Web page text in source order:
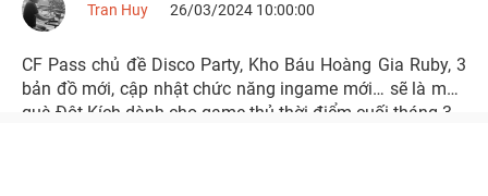
Tran Huy 26/03/2024 10:00:00
CF Pass chủ đề Disco Party, Kho Báu Hoàng Gia Ruby, 3
bản đồ mới, cập nhật chức năng ingame mới… sẽ là món
quà Đột Kích dành cho game thủ thời điểm cuối tháng 3.